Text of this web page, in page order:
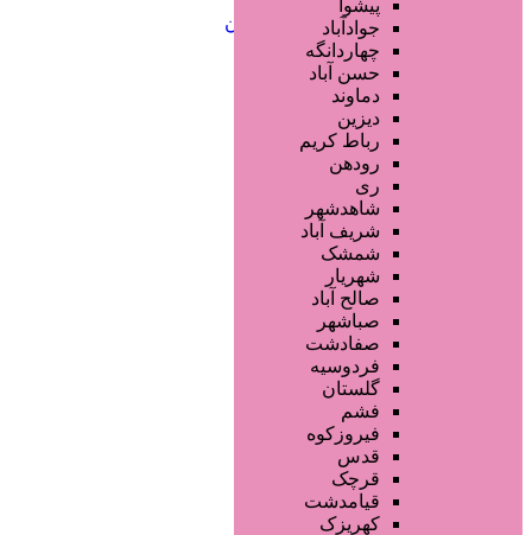
خدمات تناسب اندام و زیبایی بدن
خدمات پوست و زیبایی
خدمات ویژه و سیار
خدمات ناخن
خدمات مو
سایر خدمات
پیشوا
جوادآباد
چهاردانگه
حسن آباد
دماوند
دیزین
رباط کریم
رودهن
ری
شاهدشهر
شریف آباد
شمشک
شهریار
صالح آباد
صباشهر
صفادشت
فردوسیه
گلستان
فشم
فیروزکوه
قدس
قرچک
قیامدشت
کهریزک